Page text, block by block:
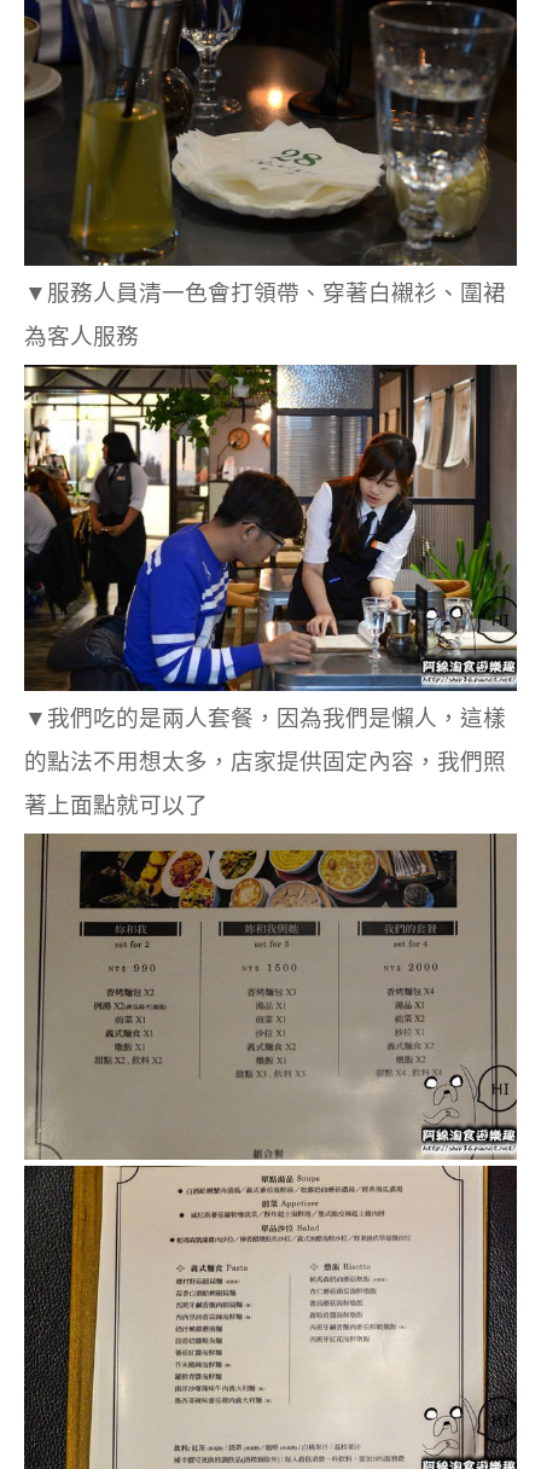
▼服務人員清一色會打領帶、穿著白襯衫、圍裙
為客人服務
▼我們吃的是兩人套餐，因為我們是懶人，這樣
的點法不用想太多，店家提供固定內容，我們照
著上面點就可以了